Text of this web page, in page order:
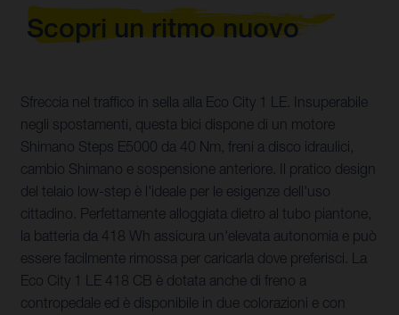
Scopri un ritmo nuovo
Sfreccia nel traffico in sella alla Eco City 1 LE. Insuperabile
negli spostamenti, questa bici dispone di un motore
Shimano Steps E5000 da 40 Nm, freni a disco idraulici,
cambio Shimano e sospensione anteriore. Il pratico design
del telaio low-step è l'ideale per le esigenze dell'uso
cittadino. Perfettamente alloggiata dietro al tubo piantone,
la batteria da 418 Wh assicura un'elevata autonomia e può
essere facilmente rimossa per caricarla dove preferisci. La
Eco City 1 LE 418 CB è dotata anche di freno a
contropedale ed è disponibile in due colorazioni e con